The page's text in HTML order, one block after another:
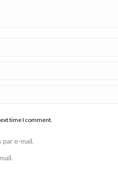
time I comment.
e-mail.